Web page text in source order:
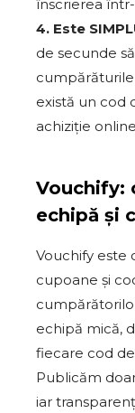
înscrierea
4. Este
de secunde
există un cod
achiziție
Vouchify:
echipă și
Vouchify este
cupoane și
echipă mică,
fiecare cod
Publicăm
iar